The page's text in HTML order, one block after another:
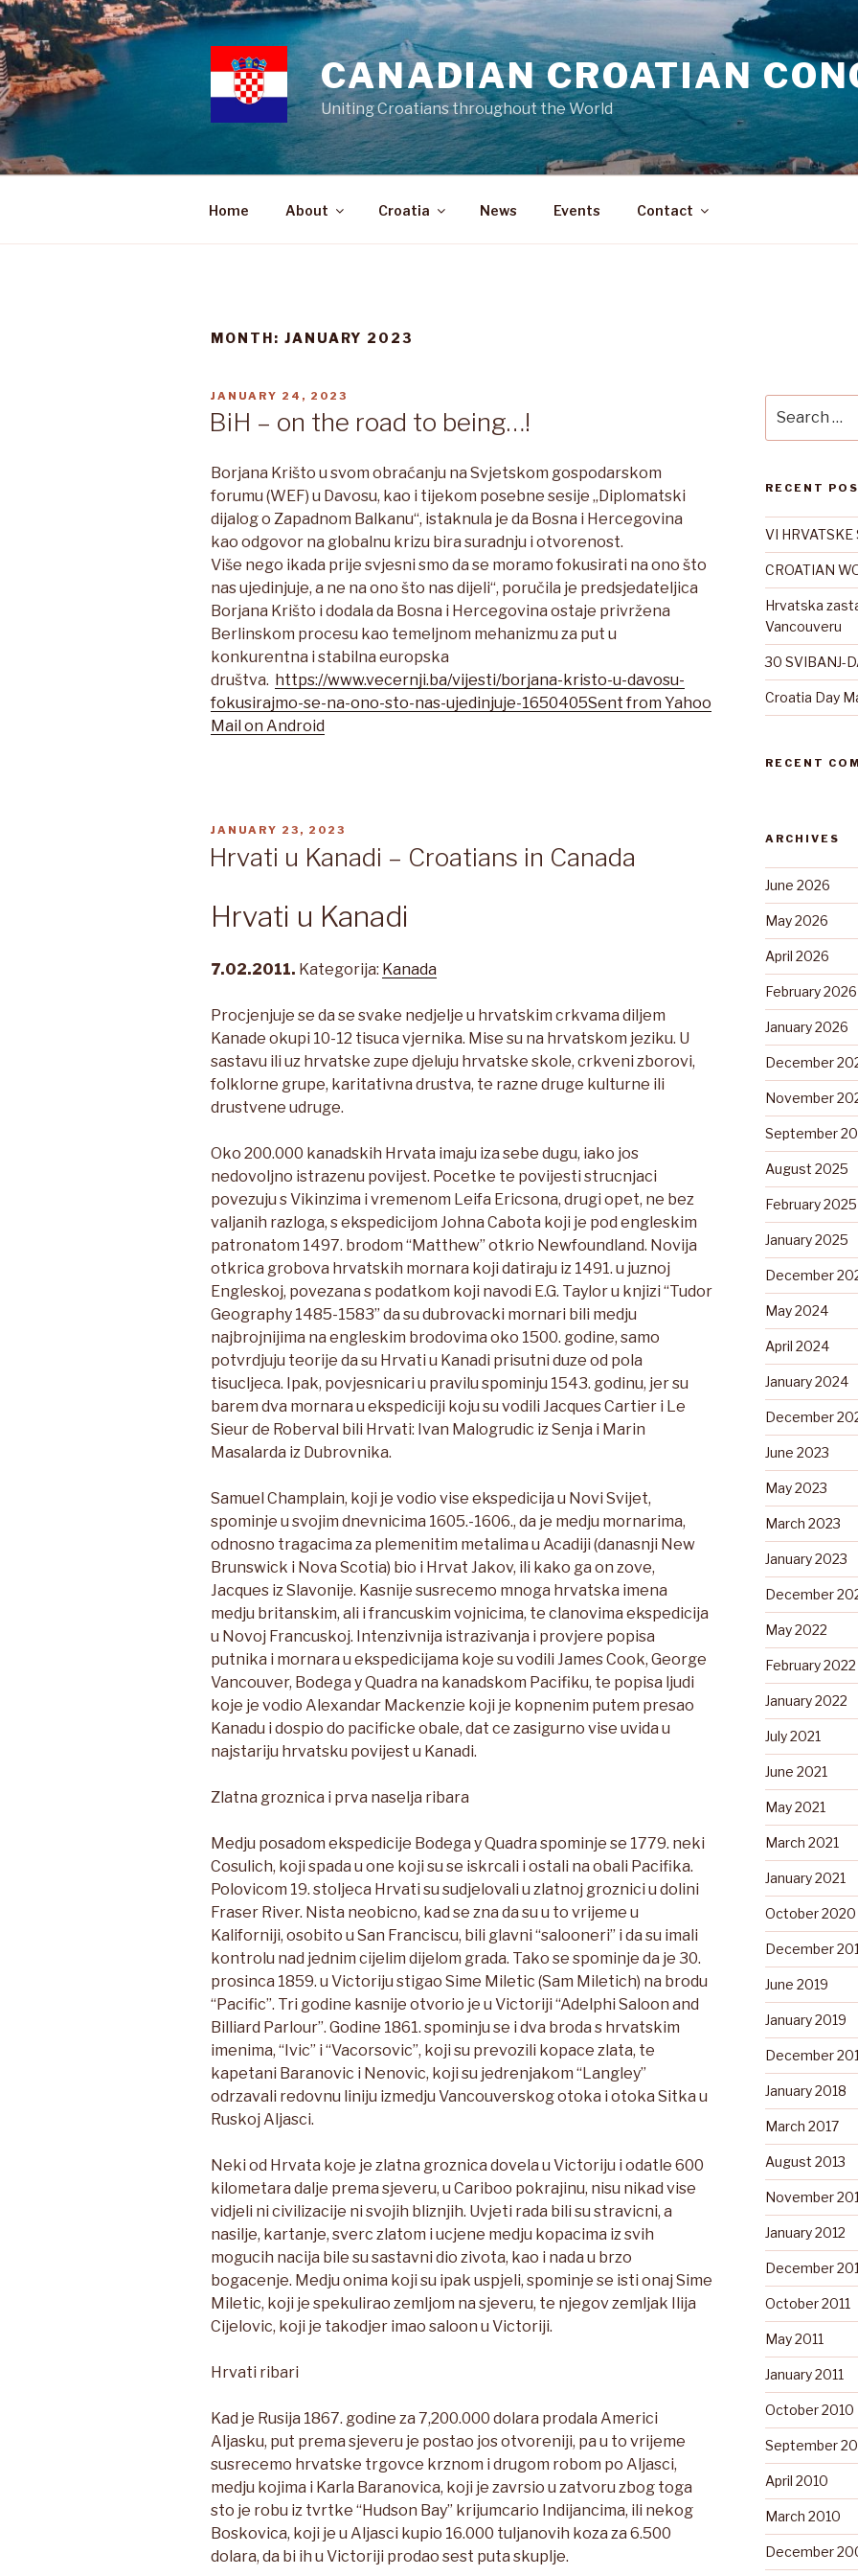
Skip
to
content
CANADIAN CROATIAN
Uniting Croatians throughout the World
Home About Croatia News Events Contact
MONTH: JANUARY 2023
POSTED
JANUARY 24, 2023
BiH – on the road to being…!
Borjana Krišto u svom obraćanju na Svjetskom gospodarskom
forumu (WEF) u Davosu, kao i tijekom posebne sesije „Diplomatski
dijalog o Zapadnom Balkanu“, istaknula je da Bosna i Hercegovina
kao odgovor na globalnu krizu bira suradnju i otvorenost.
Više nego ikada prije svjesni smo da se moramo fokusirati na ono što
nas ujedinjuje, a ne na ono što nas dijeli“, poručila je predsjedateljica
Borjana Krišto i dodala da Bosna i Hercegovina ostaje privržena
Berlinskom procesu kao temeljnom mehanizmu za put u
konkurentna i stabilna europska
društva. https://www.vecernji.ba/vijesti/borjana-kristo-u-davosu-
fokusirajmo-se-na-ono-sto-nas-ujedinjuje-1650405Sent from Yahoo
Mail on Android
POSTED
JANUARY 23, 2023
Hrvati u Kanadi – Croatians in Canada
Hrvati u Kanadi
7.02.2011. Kategorija: Kanada
Procjenjuje se da se svake nedjelje u hrvatskim crkvama diljem
Kanade okupi 10-12 tisuca vjernika. Mise su na hrvatskom jeziku. U
sastavu ili uz hrvatske zupe djeluju hrvatske skole, crkveni zborovi,
folklorne grupe, karitativna drustva, te razne druge kulturne ili
drustvene udruge.
Oko 200.000 kanadskih Hrvata imaju iza sebe dugu, iako jos
nedovoljno istrazenu povijest. Pocetke te povijesti strucnjaci
povezuju s Vikinzima i vremenom Leifa Ericsona, drugi opet, ne bez
valjanih razloga, s ekspedicijom Johna Cabota koji je pod engleskim
patronatom 1497. brodom “Matthew” otkrio Newfoundland. Novija
otkrica grobova hrvatskih mornara koji datiraju iz 1491. u juznoj
Engleskoj, povezana s podatkom koji navodi E.G. Taylor u knjizi “Tudor
Geography 1485-1583” da su dubrovacki mornari bili medju
najbrojnijima na engleskim brodovima oko 1500. godine, samo
potvrdjuju teorije da su Hrvati u Kanadi prisutni duze od pola
tisucljeca. Ipak, povjesnicari u pravilu spominju 1543. godinu, jer su
barem dva mornara u ekspediciji koju su vodili Jacques Cartier i Le
Sieur de Roberval bili Hrvati: Ivan Malogrudic iz Senja i Marin
Masalarda iz Dubrovnika.
Samuel Champlain, koji je vodio vise ekspedicija u Novi Svijet,
spominje u svojim dnevnicima 1605.-1606., da je medju mornarima,
odnosno tragacima za plemenitim metalima u Acadiji (danasnji New
Brunswick i Nova Scotia) bio i Hrvat Jakov, ili kako ga on zove,
Jacques iz Slavonije. Kasnije susrecemo mnoga hrvatska imena
medju britanskim, ali i francuskim vojnicima, te clanovima ekspedicija
u Novoj Francuskoj. Intenzivnija istrazivanja i provjere popisa
putnika i mornara u ekspedicijama koje su vodili James Cook, George
Vancouver, Bodega y Quadra na kanadskom Pacifiku, te popisa ljudi
koje je vodio Alexandar Mackenzie koji je kopnenim putem presao
Kanadu i dospio do pacificke obale, dat ce zasigurno vise uvida u
najstariju hrvatsku povijest u Kanadi.
Zlatna groznica i prva naselja ribara
Medju posadom ekspedicije Bodega y Quadra spominje se 1779. neki
Cosulich, koji spada u one koji su se iskrcali i ostali na obali Pacifika.
Polovicom 19. stoljeca Hrvati su sudjelovali u zlatnoj groznici u dolini
Fraser River. Nista neobicno, kad se zna da su u to vrijeme u
Kaliforniji, osobito u San Franciscu, bili glavni “salooneri” i da su imali
kontrolu nad jednim cijelim dijelom grada. Tako se spominje da je 30.
prosinca 1859. u Victoriju stigao Sime Miletic (Sam Miletich) na brodu
“Pacific”. Tri godine kasnije otvorio je u Victoriji “Adelphi Saloon and
Billiard Parlour”. Godine 1861. spominju se i dva broda s hrvatskim
imenima, “Ivic” i “Vacorsovic”, koji su prevozili kopace zlata, te
kapetani Baranovic i Nenovic, koji su jedrenjakom “Langley”
odrzavali redovnu liniju izmedju Vancouverskog otoka i otoka Sitka u
Ruskoj Aljasci.
Neki od Hrvata koje je zlatna groznica dovela u Victoriju i odatle 600
kilometara dalje prema sjeveru, u Cariboo pokrajinu, nisu nikad vise
vidjeli ni civilizacije ni svojih bliznjih. Uvjeti rada bili su stravicni, a
nasilje, kartanje, sverc zlatom i ucjene medju kopacima iz svih
mogucih nacija bile su sastavni dio zivota, kao i nada u brzo
bogacenje. Medju onima koji su ipak uspjeli, spominje se isti onaj Sime
Miletic, koji je spekulirao zemljom na sjeveru, te njegov zemljak Ilija
Cijelovic, koji je takodjer imao saloon u Victoriji.
Hrvati ribari
Kad je Rusija 1867. godine za 7,200.000 dolara prodala Americi
Aljasku, put prema sjeveru je postao jos otvoreniji, pa u to vrijeme
susrecemo hrvatske trgovce krznom i drugom robom po Aljasci,
medju kojima i Karla Baranovica, koji je zavrsio u zatvoru zbog toga
sto je robu iz tvrtke “Hudson Bay” krijumcario Indijancima, ili nekog
Boskovica, koji je u Aljasci kupio 16.000 tuljanovih koza za 6.500
dolara, da bi ih u Victoriji prodao sest puta skuplje.
for:
RECENT
VI HRVATSKE
CROATIAN
Hrvatska
Vancouveru
30 SVIBANJ-
Croatia Day
RECENT
ARCHIVES
June 2026
May 2026
April 2026
February 2026
January 2026
December
November
September
August 2025
February 2025
January 2025
December
May 2024
April 2024
January 2024
December
June 2023
May 2023
March 2023
January 2023
December
May 2022
February 2022
January 2022
July 2021
June 2021
May 2021
March 2021
January 2021
October 2020
December
June 2019
January 2019
December
January 2018
March 2017
August 2013
November
January 2012
December
October 2011
May 2011
January 2011
October 2010
September
April 2010
March 2010
December